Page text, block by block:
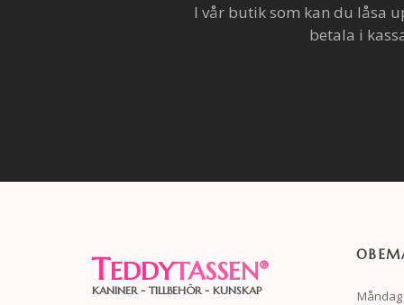
I vår butik som kan du låsa
betala i
TEDDYTASSEN®
KANINER - TILLBEHÖR - KUNSKAP
Måndag